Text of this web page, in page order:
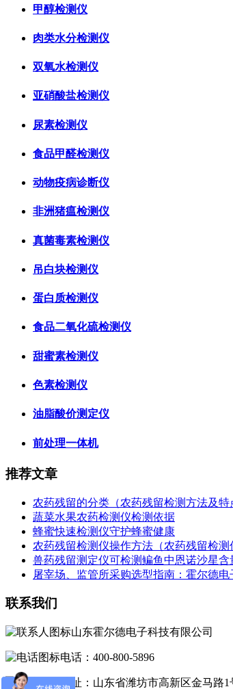
甲醇检测仪
肉类水分检测仪
双氧水检测仪
亚硝酸盐检测仪
尿素检测仪
食品甲醛检测仪
动物疫病诊断仪
非洲猪瘟检测仪
真菌毒素检测仪
吊白块检测仪
蛋白质检测仪
食品二氧化硫检测仪
甜蜜素检测仪
色素检测仪
油脂酸价测定仪
前处理一体机
推荐文章
农药残留的分类（农药残留检测方法及特
蔬菜水果农药检测仪检测依据
蜂蜜快速检测仪守护蜂蜜健康
农药残留检测仪操作方法（农药残留检测
兽药残留测定仪可检测鳊鱼中恩诺沙星含
屠宰场、监管所采购选型指南：霍尔德
联系我们
山东霍尔德电子科技有限公司
电话：400-800-5896
地址：山东省潍坊市高新区金马路1